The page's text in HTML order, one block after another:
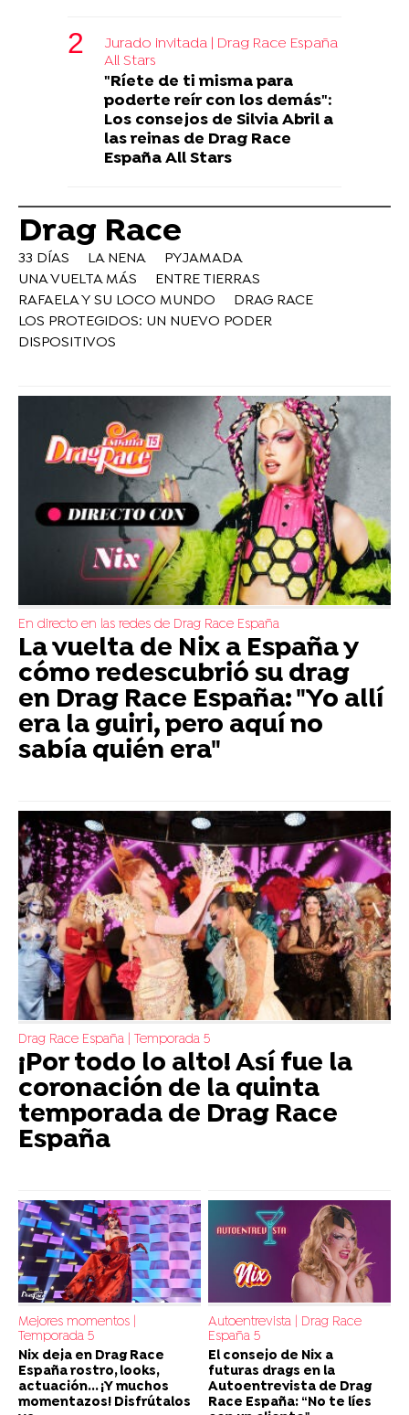
Jurado invitada | Drag Race España
All Stars
"Ríete de ti misma para
poderte reír con los demás":
Los consejos de Silvia Abril a
las reinas de Drag Race
España All Stars
Drag Race
33 DÍAS LA NENA
PYJAMADA
UNA VUELTA MÁS
ENTRE TIERRAS
RAFAELA Y SU LOCO MUNDO
DRAG RACE
LOS PROTEGIDOS: UN NUEVO PODER
DISPOSITIVOS
En directo en las redes de Drag Race España
La vuelta de Nix a España y
cómo redescubrió su drag
en Drag Race España: "Yo allí
era la guiri, pero aquí no
sabía quién era"
Drag Race España | Temporada 5
¡Por todo lo alto! Así fue la
coronación de la quinta
temporada de Drag Race
España
Mejores momentos |
Temporada 5
Nix deja en Drag Race
España rostro, looks,
actuación... ¡Y muchos
momentazos! Disfrútalos
Autoentrevista | Drag Race
España 5
El consejo de Nix a
futuras drags en la
Autoentrevista de Drag
Race España: “No te líes